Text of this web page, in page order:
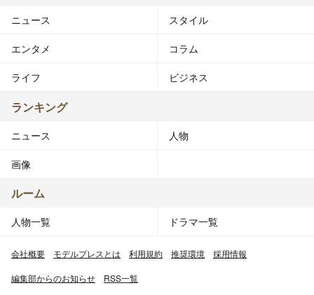
ニュース スタイル
エンタメ コラム
ライフ ビジネス
ランキング
ニュース 人物
画像
ルーム
人物一覧 ドラマ一覧
会社概要 モデルプレスとは 利用規約 推奨環境 採用情報
編集部からのお知らせ RSS一覧